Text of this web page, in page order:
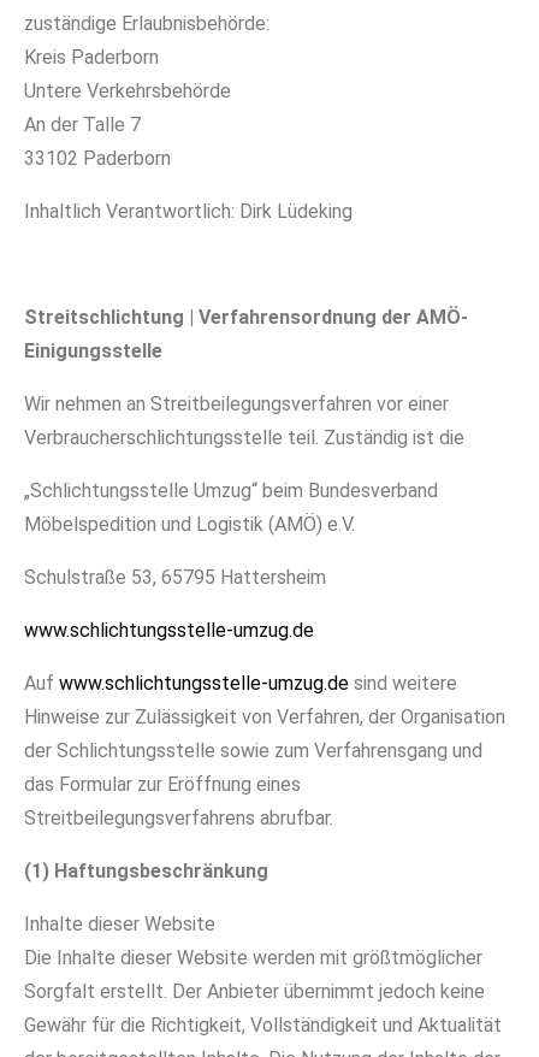
zuständige Erlaubnisbehörde:
Kreis Paderborn
Untere Verkehrsbehörde
An der Talle 7
33102 Paderborn
Inhaltlich Verantwortlich: Dirk Lüdeking
Streitschlichtung | Verfahrensordnung der AMÖ-
Einigungsstelle
Wir nehmen an Streitbeilegungsverfahren vor einer
Verbraucherschlichtungsstelle teil. Zuständig ist die
„Schlichtungsstelle Umzug“ beim Bundesverband
Möbelspedition und Logistik (AMÖ) e.V.
Schulstraße 53, 65795 Hattersheim
www.schlichtungsstelle-umzug.de
Auf www.schlichtungsstelle-umzug.de sind weitere
Hinweise zur Zulässigkeit von Verfahren, der Organisation
der Schlichtungsstelle sowie zum Verfahrensgang und
das Formular zur Eröffnung eines
Streitbeilegungsverfahrens abrufbar.
(1) Haftungsbeschränkung
Inhalte dieser Website
Die Inhalte dieser Website werden mit größtmöglicher
Sorgfalt erstellt. Der Anbieter übernimmt jedoch keine
Gewähr für die Richtigkeit, Vollständigkeit und Aktualität